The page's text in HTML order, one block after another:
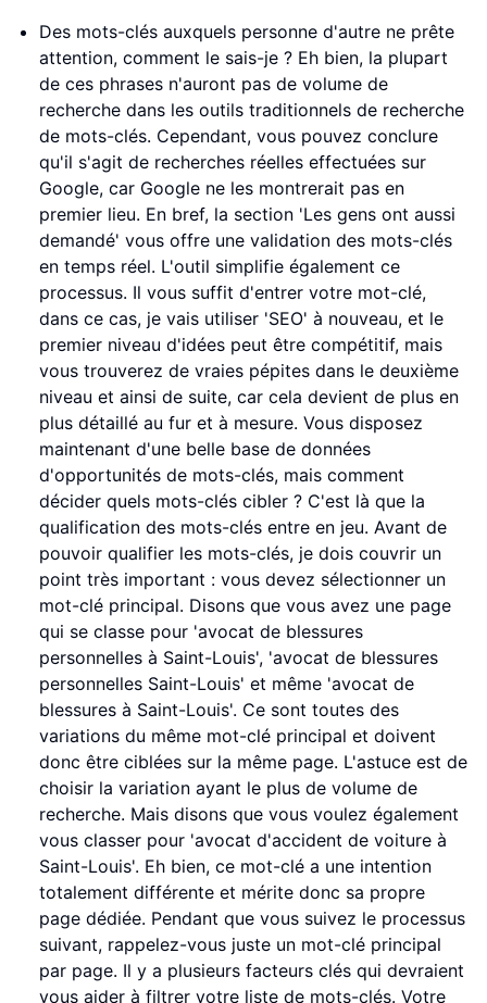
Des mots-clés auxquels personne d'autre ne prête
attention, comment le sais-je ? Eh bien, la plupart
de ces phrases n'auront pas de volume de
recherche dans les outils traditionnels de recherche
de mots-clés. Cependant, vous pouvez conclure
qu'il s'agit de recherches réelles effectuées sur
Google, car Google ne les montrerait pas en
premier lieu. En bref, la section 'Les gens ont aussi
demandé' vous offre une validation des mots-clés
en temps réel. L'outil simplifie également ce
processus. Il vous suffit d'entrer votre mot-clé,
dans ce cas, je vais utiliser 'SEO' à nouveau, et le
premier niveau d'idées peut être compétitif, mais
vous trouverez de vraies pépites dans le deuxième
niveau et ainsi de suite, car cela devient de plus en
plus détaillé au fur et à mesure. Vous disposez
maintenant d'une belle base de données
d'opportunités de mots-clés, mais comment
décider quels mots-clés cibler ? C'est là que la
qualification des mots-clés entre en jeu. Avant de
pouvoir qualifier les mots-clés, je dois couvrir un
point très important : vous devez sélectionner un
mot-clé principal. Disons que vous avez une page
qui se classe pour 'avocat de blessures
personnelles à Saint-Louis', 'avocat de blessures
personnelles Saint-Louis' et même 'avocat de
blessures à Saint-Louis'. Ce sont toutes des
variations du même mot-clé principal et doivent
donc être ciblées sur la même page. L'astuce est de
choisir la variation ayant le plus de volume de
recherche. Mais disons que vous voulez également
vous classer pour 'avocat d'accident de voiture à
Saint-Louis'. Eh bien, ce mot-clé a une intention
totalement différente et mérite donc sa propre
page dédiée. Pendant que vous suivez le processus
suivant, rappelez-vous juste un mot-clé principal
par page. Il y a plusieurs facteurs clés qui devraient
vous aider à filtrer votre liste de mots-clés. Votre